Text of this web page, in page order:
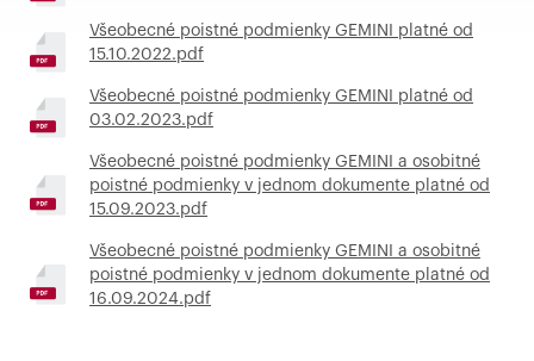
Všeobecné poistné podmienky GEMINI platné od
15.10.2022.pdf
Všeobecné poistné podmienky GEMINI platné od
03.02.2023.pdf
Všeobecné poistné podmienky GEMINI a osobitné
poistné podmienky v jednom dokumente platné od
15.09.2023.pdf
Všeobecné poistné podmienky GEMINI a osobitné
poistné podmienky v jednom dokumente platné od
16.09.2024.pdf